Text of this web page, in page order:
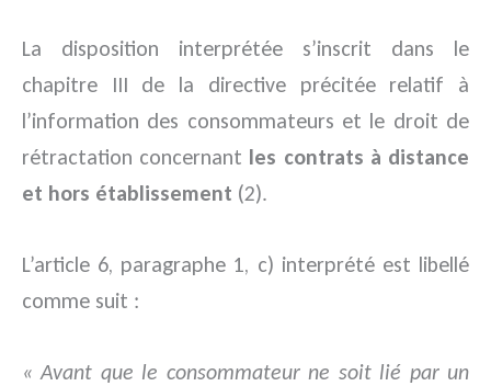
La disposition interprétée s’inscrit dans le
chapitre III de la directive précitée relatif à
l’information des consommateurs et le droit de
rétractation concernant les contrats à distance
et hors établissement (2).
L’article 6, paragraphe 1, c) interprété est libellé
comme suit :
« Avant que le consommateur ne soit lié par un